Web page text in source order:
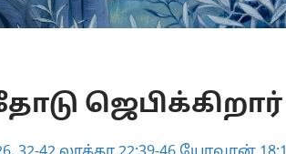
ஜெபிக்கிறார்